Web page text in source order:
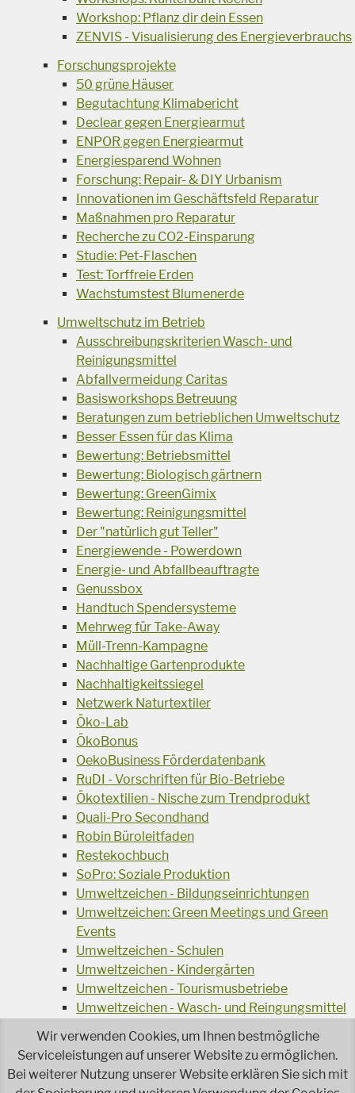
Workshop: Pflanz dir dein Essen
ZENVIS - Visualisierung des Energieverbrauchs
Forschungsprojekte
50 grüne Häuser
Begutachtung Klimabericht
Declear gegen Energiearmut
ENPOR gegen Energiearmut
Energiesparend Wohnen
Forschung: Repair- & DIY Urbanism
Innovationen im Geschäftsfeld Reparatur
Maßnahmen pro Reparatur
Recherche zu CO2-Einsparung
Studie: Pet-Flaschen
Test: Torffreie Erden
Wachstumstest Blumenerde
Umweltschutz im Betrieb
Ausschreibungskriterien Wasch- und
Reinigungsmittel
Abfallvermeidung Caritas
Basisworkshops Betreuung
Beratungen zum betrieblichen Umweltschutz
Besser Essen für das Klima
Bewertung: Betriebsmittel
Bewertung: Biologisch gärtnern
Bewertung: GreenGimix
Bewertung: Reinigungsmittel
Der "natürlich gut Teller"
Energiewende - Powerdown
Energie- und Abfallbeauftragte
Genussbox
Handtuch Spendersysteme
Mehrweg für Take-Away
Müll-Trenn-Kampagne
Nachhaltige Gartenprodukte
Nachhaltigkeitssiegel
Netzwerk Naturtextiler
Öko-Lab
ÖkoBonus
OekoBusiness Förderdatenbank
RuDI - Vorschriften für Bio-Betriebe
Ökotextilien - Nische zum Trendprodukt
Quali-Pro Secondhand
Robin Büroleitfaden
Restekochbuch
SoPro: Soziale Produktion
Umweltzeichen - Bildungseinrichtungen
Umweltzeichen: Green Meetings und Green
Events
Umweltzeichen - Schulen
Umweltzeichen - Kindergärten
Umweltzeichen - Tourismusbetriebe
Umweltzeichen - Wasch- und Reingungsmittel
Veranstaltungsreihe Ressourcen-Effizienz
Wiederverwendung von Elektroaltgeräten
Wasser - das Businessgetränk
Wohnprojekt Parcours
Wir verwenden Cookies, um Ihnen bestmögliche
Serviceleistungen auf unserer Website zu ermöglichen.
Bei weiterer Nutzung unserer Website erklären Sie sich mit